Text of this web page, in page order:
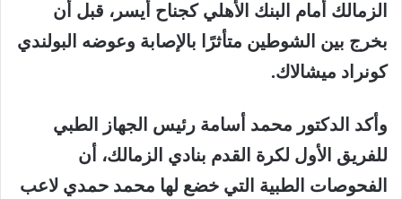
الزمالك أمام البنك الأهلي كجناح أيسر، قبل أن
بخرج بين الشوطين متأثرًا بالإصابة وعوضه البولندي
كونراد ميشالاك.
وأكد الدكتور محمد أسامة رئيس الجهاز الطبي
للفريق الأول لكرة القدم بنادي الزمالك، أن
الفحوصات الطبية التي خضع لها محمد حمدي لاعب